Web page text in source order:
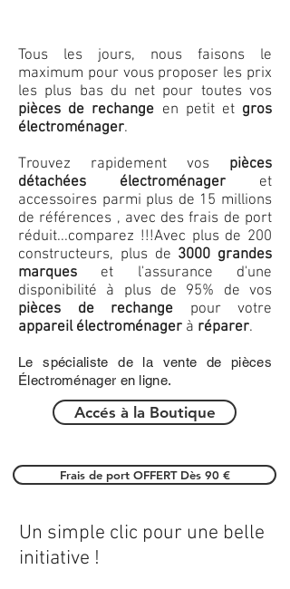
Tous les jours, nous faisons le
maximum pour vous proposer les prix
les plus bas du net pour toutes vos
pièces de rechange en petit et gros
électroménager.
Trouvez rapidement vos pièces
détachées électroménager et
accessoires parmi plus de 15 millions
de références , avec des frais de port
réduit...comparez !!!Avec plus de 200
constructeurs, plus de 3000 grandes
marques et l'assurance d'une
disponibilité à plus de 95% de vos
pièces de rechange pour votre
appareil électroménager à réparer.
Le spécialiste de la vente de pièces
Électroménager en ligne.
Accés à la Boutique
Frais de port OFFERT Dès 90 €
Un simple clic pour une belle
initiative !